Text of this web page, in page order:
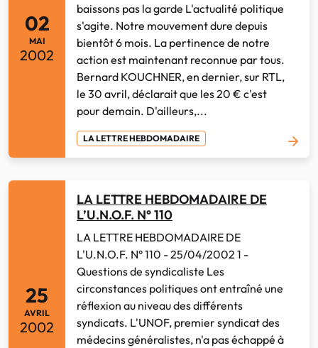
02
MAI
2002
baissons pas la garde L'actualité politique
s'agite. Notre mouvement dure depuis
bientôt 6 mois. La pertinence de notre
action est maintenant reconnue par tous.
Bernard KOUCHNER, en dernier, sur RTL,
le 30 avril, déclarait que les 20 € c'est
pour demain. D'ailleurs,...
LA LETTRE HEBDOMADAIRE
25
AVRIL
2002
LA LETTRE HEBDOMADAIRE DE
L’U.N.O.F. N° 110
LA LETTRE HEBDOMADAIRE DE
L'U.N.O.F. N° 110 - 25/04/2002 1 -
Questions de syndicaliste Les
circonstances politiques ont entraîné une
réflexion au niveau des différents
syndicats. L'UNOF, premier syndicat des
médecins généralistes, n'a pas échappé à